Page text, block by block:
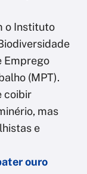
o Instituto
Emprego
(MPT).
coibir
mas
e
ouro